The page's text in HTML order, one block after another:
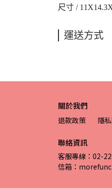
尺寸 /
運送方式
關於我們
退款政策 隱
聯絡資訊
客服專線：02-
信箱：